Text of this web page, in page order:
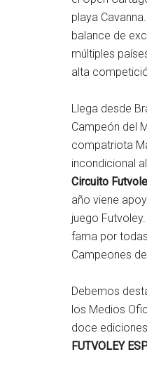
playa
balance de
múltiples
alta
Llega desde
Campeón del
compatriota
incondicional
Circuito
año viene
juego
fama por
Campeones
Debemos
los Medios
doce
FUTVOLEY